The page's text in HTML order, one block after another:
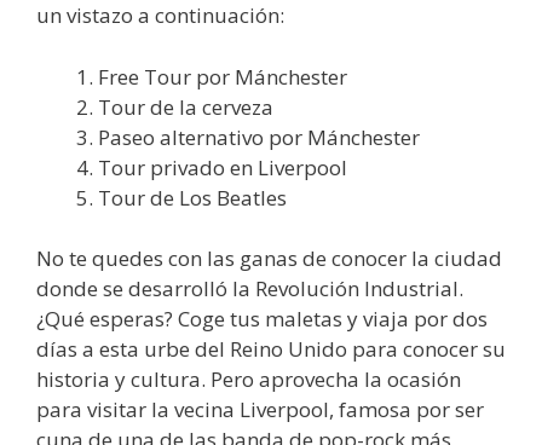
un vistazo a continuación:
Free Tour por Mánchester
Tour de la cerveza
Paseo alternativo por Mánchester
Tour privado en Liverpool
Tour de Los Beatles
No te quedes con las ganas de conocer la ciudad
donde se desarrolló la Revolución Industrial.
¿Qué esperas? Coge tus maletas y viaja por dos
días a esta urbe del Reino Unido para conocer su
historia y cultura. Pero aprovecha la ocasión
para visitar la vecina Liverpool, famosa por ser